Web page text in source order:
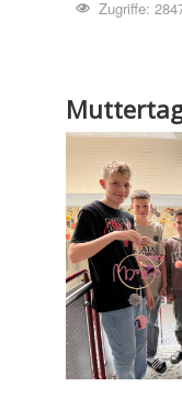
Zugriffe: